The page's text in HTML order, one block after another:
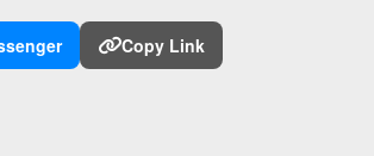
Copy Link